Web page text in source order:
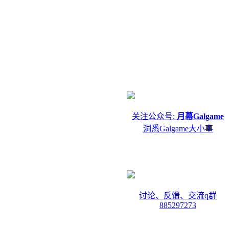
关注公众号: 月幕Galgame
洞悉Galgame大小事
讨论、反馈、交流q群
885297273